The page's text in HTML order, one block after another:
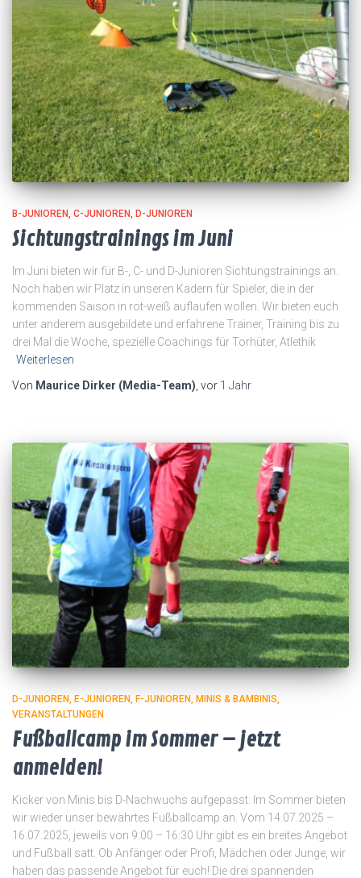
B-JUNIOREN C-JUNIOREN D-JUNIOREN
Sichtungstrainings im Juni
Im Juni bieten wir für B-, C- und D-Junioren Sichtungstrainings an.
Noch haben wir Platz in unseren Kadern für Spieler, die in der
kommenden Saison in rot-weiß auflaufen wollen. Wir bieten euch
unter anderem ausgebildete und erfahrene Trainer, Training bis zu
drei Mal die Woche, spezielle Coachings für Torhüter, Atlethik
Weiterlesen
Von Maurice Dirker (Media-Team) , vor 1 Jahr
D-JUNIOREN E-JUNIOREN F-JUNIOREN MINIS & BAMBINIS
VERANSTALTUNGEN
Fußballcamp im Sommer – jetzt
anmelden!
Kicker von Minis bis D-Nachwuchs aufgepasst: Im Sommer bieten
wir wieder unser bewährtes Fußballcamp an. Vom 14.07.2025 –
16.07.2025, jeweils von 9:00 – 16:30 Uhr gibt es ein breites Angebot
und Fußball satt. Ob Anfänger oder Profi, Mädchen oder Junge, wir
haben das passende Angebot für euch! Die drei spannenden